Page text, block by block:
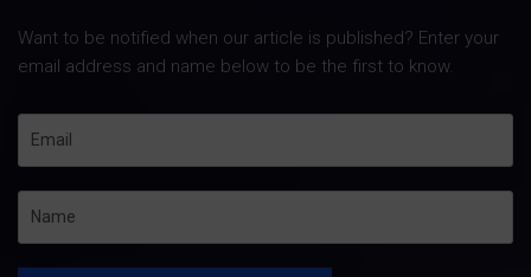
Want to be notified when our article is published? Enter your
email address and name below to be the first to know.